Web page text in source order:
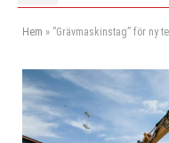
Hem » ”Grävmaskinstag” för ny